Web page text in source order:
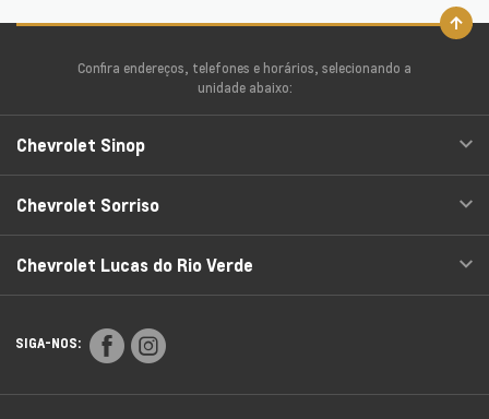
Confira endereços, telefones e horários, selecionando a
unidade abaixo:
Chevrolet Sinop
Chevrolet Sorriso
Chevrolet Lucas do Rio Verde
SIGA-NOS: